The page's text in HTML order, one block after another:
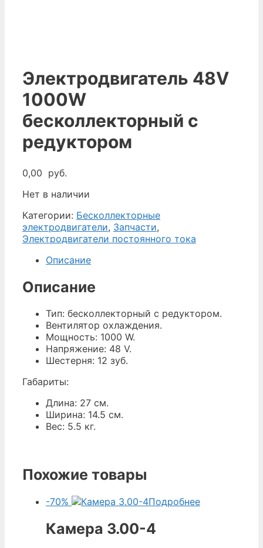
Электродвигатель 48V
1000W
бесколлекторный с
редуктором
0,00 руб.
Нет в наличии
Категории: Бесколлекторные
электродвигатели, Запчасти,
Электродвигатели постоянного тока
Описание
Описание
Тип: бесколлекторный с редуктором.
Вентилятор охлаждения.
Мощность: 1000 W.
Напряжение: 48 V.
Шестерня: 12 зуб.
Габариты:
Длина: 27 см.
Ширина: 14.5 см.
Вес: 5.5 кг.
Похожие товары
-70% Подробнее
Камера 3.00-4